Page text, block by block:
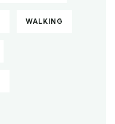
WALKING